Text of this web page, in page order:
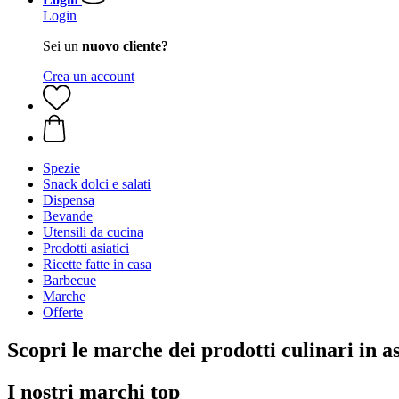
Login
Sei un nuovo cliente?
Crea un account
Spezie
Snack dolci e salati
Dispensa
Bevande
Utensili da cucina
Prodotti asiatici
Ricette fatte in casa
Barbecue
Marche
Offerte
Scopri le marche dei prodotti culinari in
I nostri marchi top